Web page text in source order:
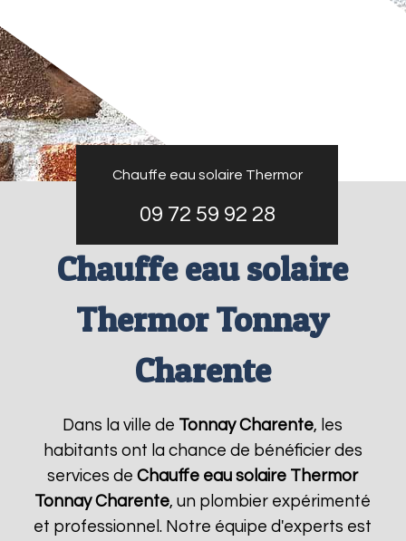
Chauffe eau solaire Thermor
09 72 59 92 28
Chauffe eau solaire
Thermor Tonnay
Charente
Dans la ville de Tonnay Charente, les
habitants ont la chance de bénéficier des
services deChauffe eau solaire Thermor
Tonnay Charente, un plombier expérimenté
et professionnel. Notre équipe d'experts est